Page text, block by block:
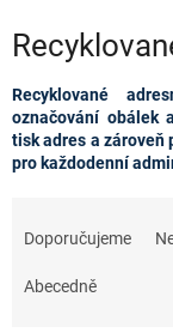
Recyklované
označování obálek
tisk adres a zároveň
pro každodenní
Doporučujeme
Abecedně